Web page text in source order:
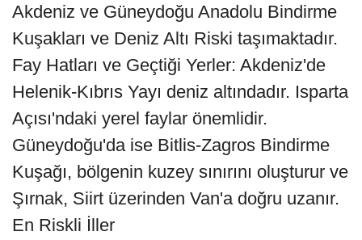
Akdeniz ve Güneydoğu Anadolu Bindirme
Kuşakları ve Deniz Altı Riski taşımaktadır.
Fay Hatları ve Geçtiği Yerler: Akdeniz'de
Helenik-Kıbrıs Yayı deniz altındadır. Isparta
Açısı'ndaki yerel faylar önemlidir.
Güneydoğu'da ise Bitlis-Zagros Bindirme
Kuşağı, bölgenin kuzey sınırını oluşturur ve
Şırnak, Siirt üzerinden Van'a doğru uzanır.
En Riskli İller